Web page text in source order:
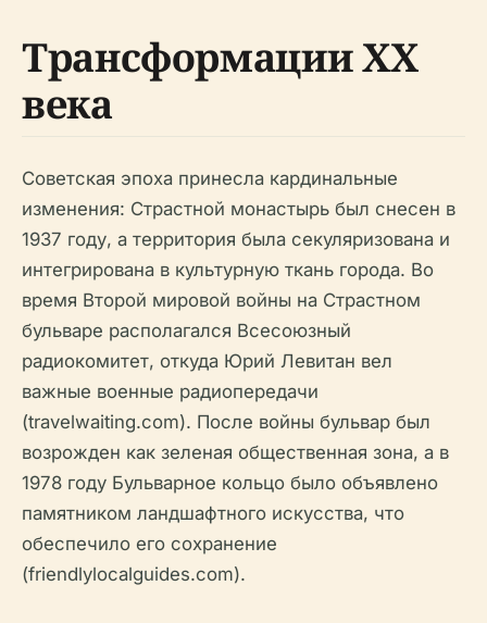
Трансформации XX
века
Советская эпоха принесла кардинальные
изменения: Страстной монастырь был снесен в
1937 году, а территория была секуляризована и
интегрирована в культурную ткань города. Во
время Второй мировой войны на Страстном
бульваре располагался Всесоюзный
радиокомитет, откуда Юрий Левитан вел
важные военные радиопередачи
(travelwaiting.com). После войны бульвар был
возрожден как зеленая общественная зона, а в
1978 году Бульварное кольцо было объявлено
памятником ландшафтного искусства, что
обеспечило его сохранение
(friendlylocalguides.com).